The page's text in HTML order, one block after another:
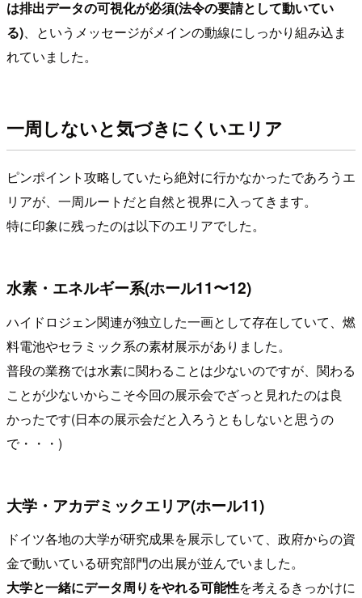
は排出データの可視化が必須(法令の要請として動いてい
る)、というメッセージがメインの動線にしっかり組み込ま
れていました。
一周しないと気づきにくいエリア
ピンポイント攻略していたら絶対に行かなかったであろうエ
リアが、一周ルートだと自然と視界に入ってきます。
特に印象に残ったのは以下のエリアでした。
水素・エネルギー系(ホール11〜12)
ハイドロジェン関連が独立した一画として存在していて、燃
料電池やセラミック系の素材展示がありました。
普段の業務では水素に関わることは少ないのですが、関わる
ことが少ないからこそ今回の展示会でざっと見れたのは良
かったです(日本の展示会だと入ろうともしないと思うの
で・・・)
大学・アカデミックエリア(ホール11)
ドイツ各地の大学が研究成果を展示していて、政府からの資
金で動いている研究部門の出展が並んでいました。
大学と一緒にデータ周りをやれる可能性を考えるきっかけに